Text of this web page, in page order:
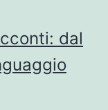
dal